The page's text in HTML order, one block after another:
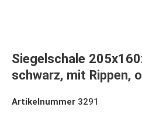
Siegelschale
schwarz, mit Rippen,
Artikelnummer 3291